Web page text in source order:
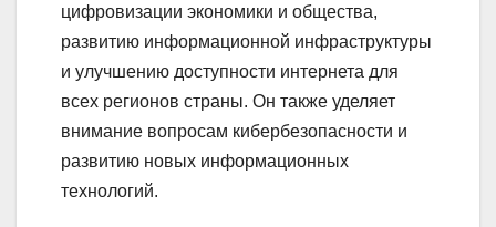
цифровизации экономики и общества,
развитию информационной инфраструктуры
и улучшению доступности интернета для
всех регионов страны. Он также уделяет
внимание вопросам кибербезопасности и
развитию новых информационных
технологий.